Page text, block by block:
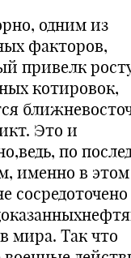
одним из
факторов,
привелк
котировок,
Это и
по
именно в этом
сосредоточено
мира. Так что